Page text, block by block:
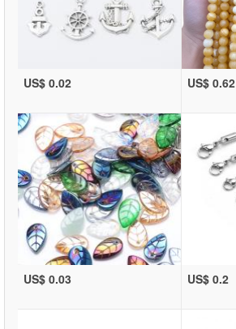
US$ 0.02 US$ 0.62
US$ 0.03 US$ 0.2